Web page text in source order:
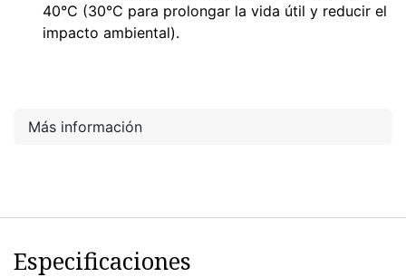
40°C (30°C para prolongar la vida útil y reducir el
impacto ambiental).
Más información
Especificaciones